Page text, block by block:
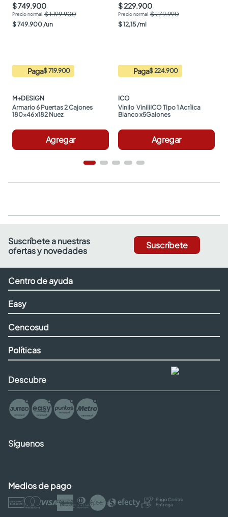
$ 749.900
$ 1.199.900
$749.900 /un
Paga$ 719.900
M+DESIGN
Armario 6 Puertas 2 Cajones
180x46 x182 Nuez
Agregar
$ 229.900
$ 279.990
$12,15 /ml
Paga$ 224.900
ICO
Vinilo  ViniliICO Tipo 1 Acrílica
Blanco x5Galones
Agregar
Suscríbete a nuestras
ofertas y novedades
Suscríbete
Centro de ayuda
Easy
Cencosud
Políticas
Descubre
Síguenos
Medios de pago